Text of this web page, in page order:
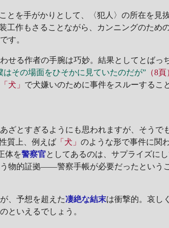
とを手がかりとして、〈犯人〉の所在を見
工作もさることながら、カンニングのため
す。
せる作者の手腕は巧妙。結果としてとばっ
はその場面をひそかに見ていたのだが” （8頁
「犬」 で犬嫌いのために事件をスルーするこ
ざとすぎるようにも思われますが、そうで
質上、例えば 「犬」のような形で事件に関
体を警察官としてあるのは、サプライズに
物的証拠――警察手帳が必要だったという
、予想を超えた凄絶な結末は衝撃的。哀し
といえるでしょう。